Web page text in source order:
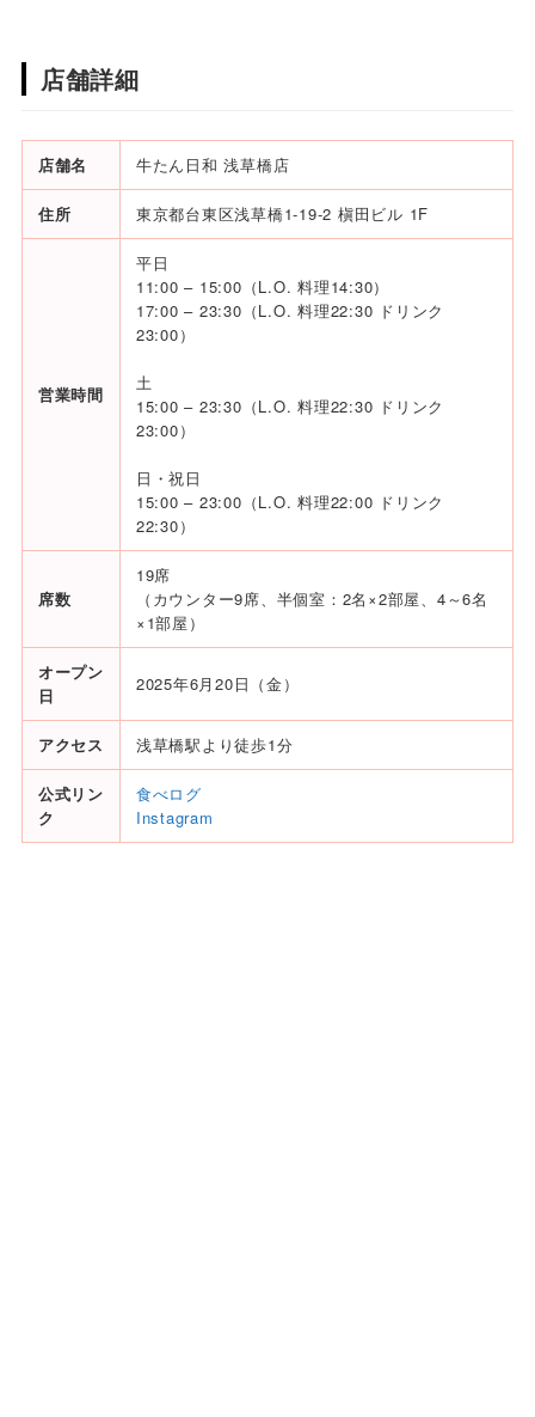
店舗詳細
店舗名 牛たん日和 浅草橋店
住所 東京都台東区浅草橋1-19-2 槇田ビル 1F
営業時間
平日
11:00 – 15:00（L.O. 料理14:30）
17:00 – 23:30（L.O. 料理22:30 ドリンク
23:00）
土
15:00 – 23:30（L.O. 料理22:30 ドリンク
23:00）
日・祝日
15:00 – 23:00（L.O. 料理22:00 ドリンク
22:30）
席数
19席
（カウンター9席、半個室：2名×2部屋、4～6名
×1部屋）
オープン
日
2025年6月20日（金）
アクセス 浅草橋駅より徒歩1分
公式リン
ク
食べログ
Instagram